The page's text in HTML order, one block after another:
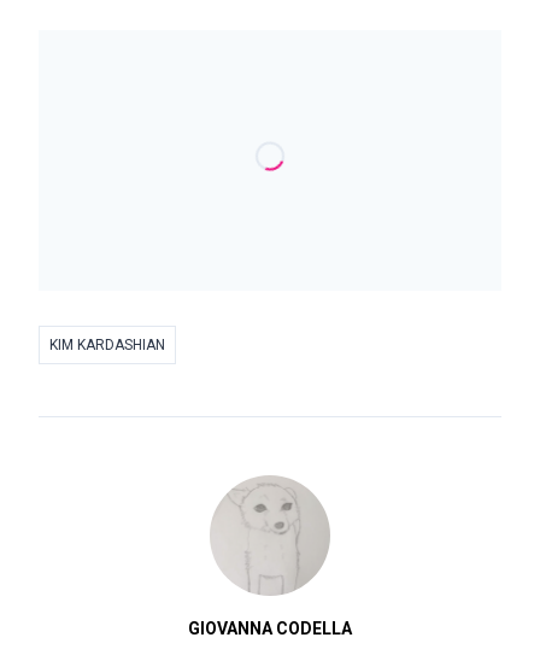
KIM KARDASHIAN
GIOVANNA CODELLA